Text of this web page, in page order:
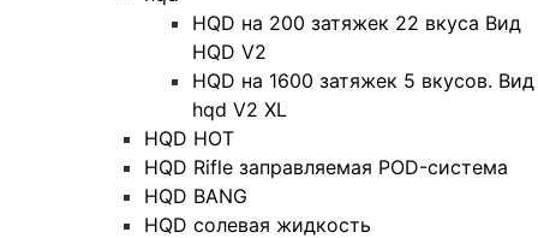
HQD на 200 затяжек 22 вкуса Вид
HQD V2
HQD на 1600 затяжек 5 вкусов. Вид
hqd V2 XL
HQD HOT
HQD Rifle заправляемая POD-система
HQD BANG
HQD солевая жидкость